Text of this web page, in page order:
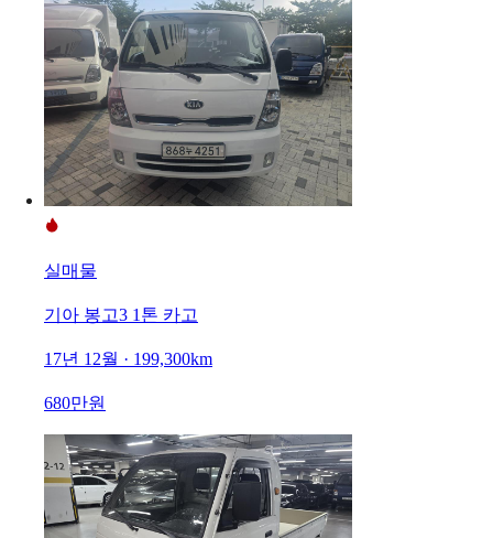
실매물
기아 봉고3 1톤 카고
17년 12월 · 199,300km
680만원